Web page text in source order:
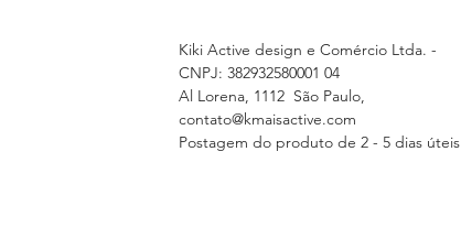
Kiki Active design e Comércio Ltda. -
CNPJ: 382932580001 04
Al Lorena, 1112 São Paulo,
contato@kmaisactive.com
Postagem do produto de 2 - 5 dias úteis